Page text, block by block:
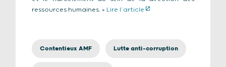
ressources humaines. > Lire l’article
Contentieux AMF Lutte anti-corruption